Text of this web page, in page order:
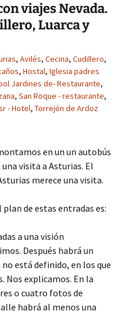
viajes Nevada.
Luarca y
, Avilés, Cecina, Cudillero,
, Hostal, Iglesia padres
Jardines de- Restaurante,
, San Roque - restaurante,
- Hotel, Torrejón de Ardoz
en un un autobús
visita a Asturias. El
merece una visita.
de estas entradas es:
a una visión
Después habrá un
está definido, en los que
Nos explicamos. En la
o cuatro fotos de
habrá al menos una